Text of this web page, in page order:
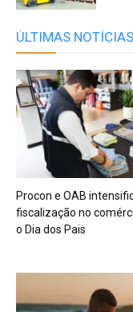
ÚLTIMAS NOTÍCIAS
Procon e OAB
fiscalização no
o Dia dos Pais